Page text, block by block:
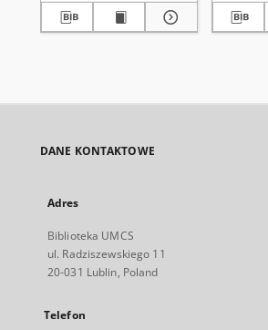
DANE KONTAKTOWE
Adres
Biblioteka UMCS
ul. Radziszewskiego 11
20-031 Lublin, Poland
Telefon